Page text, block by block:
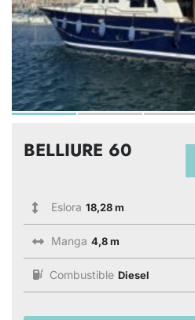
BELLIURE 60
Eslora 18,28 m
Manga 4,8 m
Combustible Diesel